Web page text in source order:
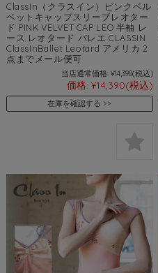
ClassIn（クラスイン）ピンクベル
ベットキャップスリーブレオター
ド PINK VELVET CAP LEO 半袖 レ
ース レオタード バレエ CLASSIN
ClassInBallet Leotard アメリカ 2
点までメール便可
当店通常価格: ¥14,390(税込)
価格: ¥14,390(税込)
在庫を確認する